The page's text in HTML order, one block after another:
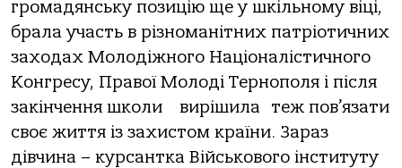
громадянську позицію ще у шкільному віці,
брала участь в різноманітних патріотичних
заходах Молодіжного Націоналістичного
Конгресу, Правої Молоді Тернополя і після
закінчення школи вирішила теж пов’язати
своє життя із захистом країни. Зараз
дівчина – курсантка Військового інституту